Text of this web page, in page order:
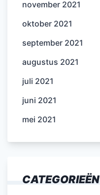
november 2021
oktober 2021
september 2021
augustus 2021
juli 2021
juni 2021
mei 2021
CATEGORIEËN